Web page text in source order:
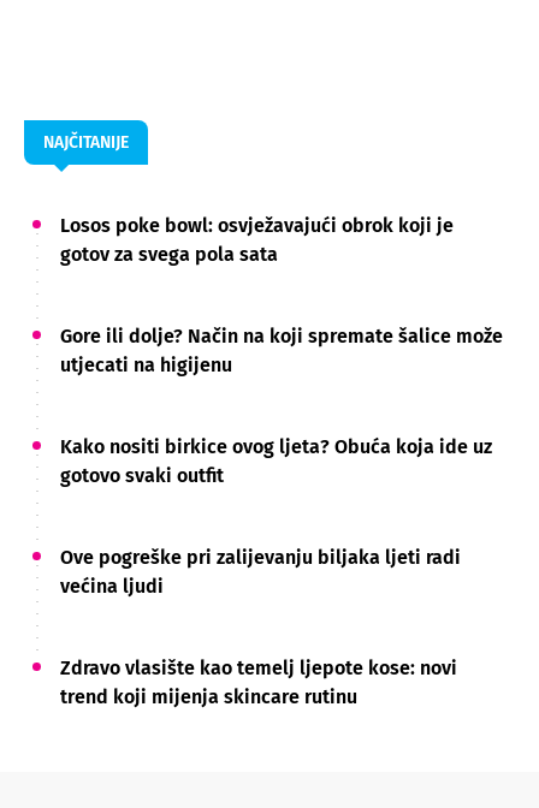
NAJČITANIJE
Losos poke bowl: osvježavajući obrok koji je
gotov za svega pola sata
Gore ili dolje? Način na koji spremate šalice može
utjecati na higijenu
Kako nositi birkice ovog ljeta? Obuća koja ide uz
gotovo svaki outfit
Ove pogreške pri zalijevanju biljaka ljeti radi
većina ljudi
Zdravo vlasište kao temelj ljepote kose: novi
trend koji mijenja skincare rutinu